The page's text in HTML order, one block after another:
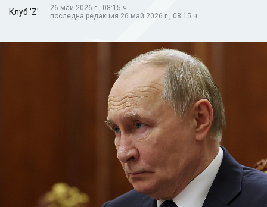
Клуб 'Z'
26 май 2026 г., 08:15 ч.
последна редакция 26 май 2026 г., 08:15 ч.